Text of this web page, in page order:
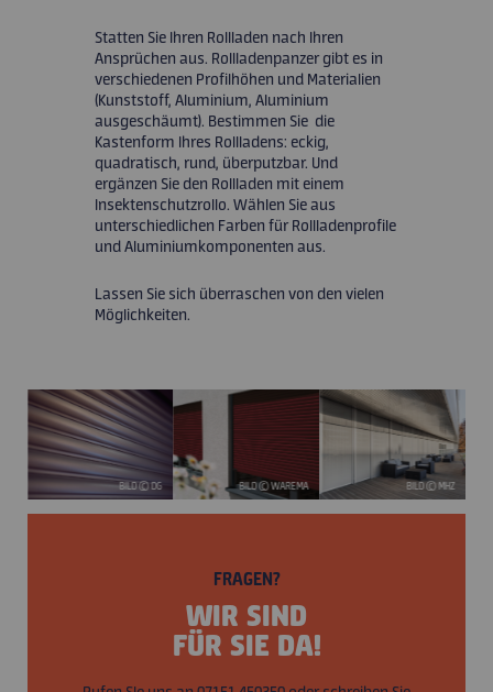
Statten Sie Ihren Rollladen nach Ihren
Ansprüchen aus. Rollladenpanzer gibt es in
verschiedenen Profilhöhen und Materialien
(Kunststoff, Aluminium, Aluminium
ausgeschäumt). Bestimmen Sie die
Kastenform Ihres Rollladens: eckig,
quadratisch, rund, überputzbar. Und
ergänzen Sie den Rollladen mit einem
Insektenschutzrollo. Wählen Sie aus
unterschiedlichen Farben für Rollladenprofile
und Aluminiumkomponenten aus.
Lassen Sie sich überraschen von den vielen
Möglichkeiten.
BILD © DG BILD © WAREMA BILD © MHZ
FRAGEN?
WIR SIND
FÜR SIE DA!